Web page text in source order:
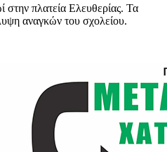
στην πλατεία Ελευθερίας. Τα
αναγκών του σχολείου.